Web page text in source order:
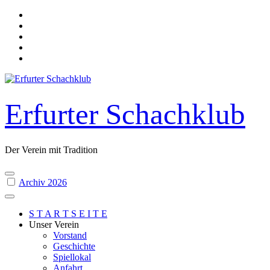
Skip
content
Erfurter Schachklub
Der Verein mit Tradition
Archiv 2026
S T A R T S E I T E
Unser Verein
Vorstand
Geschichte
Spiellokal
Anfahrt